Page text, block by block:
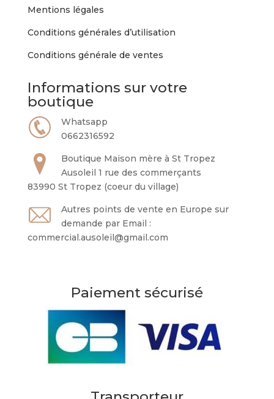
Mentions légales
Conditions générales d’utilisation
Conditions générale de ventes
Informations sur votre
boutique
Whatsapp
0662316592
Boutique Maison mère à St Tropez
Ausoleil 1 rue des commerçants
83990 St Tropez (coeur du village)
Autres points de vente en Europe sur
demande par Email :
commercial.ausoleil@gmail.com
Paiement sécurisé